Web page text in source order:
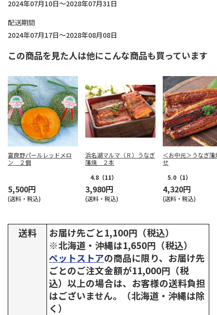
2024年07月10日～2028年07月31日
配送期間
2024年07月17日～2028年08月08日
この商品を見た人は他にこんな商品も買っています
富良野パールレッドメロ
ン ２個
5,500円
(送料・税込)
浜名湖マルマ（Ｒ）うなぎ
蒲焼 ２本
4.8 （11）
3,980円
(送料・税込)
＜お中元＞うなぎ蒲
せ
5.0 （1）
4,320円
(送料・税込)
送料
お届け先ごと1,100円（税込）
※北海道・沖縄は1,650円（税込）
ペットストアの商品に限り、お届け先
ごとのご注文金額が11,000円（税
込）以上の場合は、お客様の送料負担
はございません。（北海道・沖縄は除
く）